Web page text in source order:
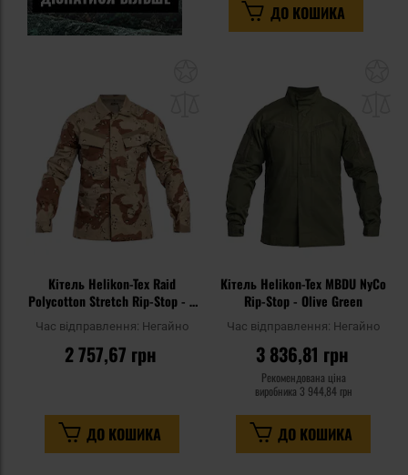
ДО КОШИКА
уподобань
Кітель Helikon-Tex Raid
Polycotton Stretch Rip-Stop - 6
color Desert
Час відправлення: Негайно
2 757,67 грн
ДО КОШИКА
Кітель Helikon-Tex MBDU NyCo
Rip-Stop - Olive Green
Час відправлення: Негайно
3 836,81 грн
Рекомендована ціна
виробника 3 944,84 грн
ДО КОШИКА